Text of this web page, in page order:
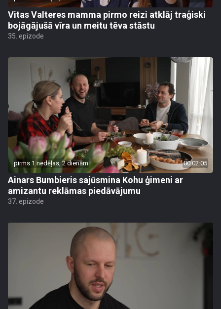
Vitas Valteres mamma pirmo reizi atklāj traģiski
bojāgājušā vīra un meitu tēva stāstu
35. epizode
pirms 1 nedēļas, 2 dienām 00:02:05
Ainars Bumbieris sajūsmina Kohu ģimeni ar
amizantu reklāmas piedāvājumu
37. epizode